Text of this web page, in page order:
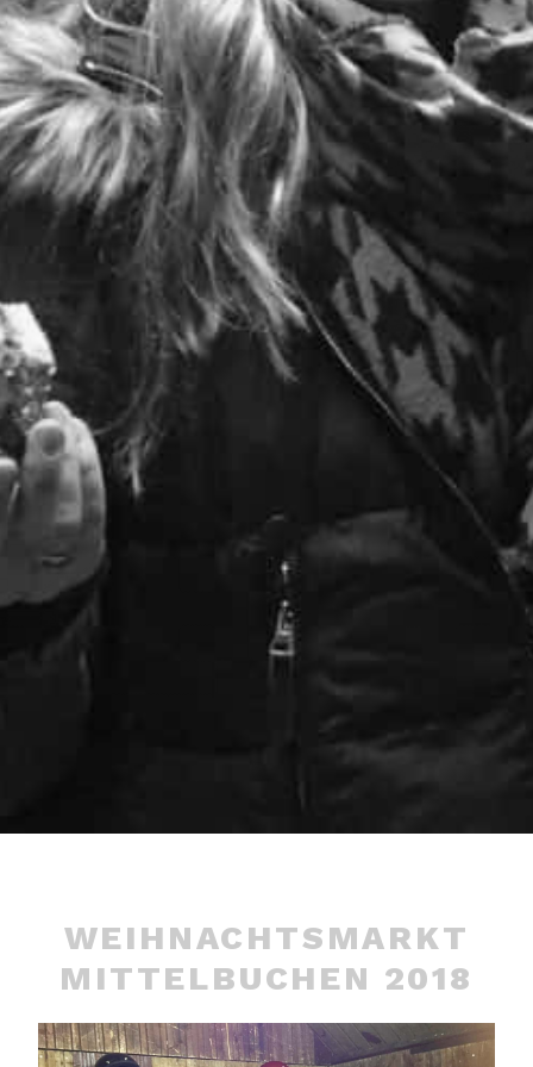
WEIHNACHTSMARKT
MITTELBUCHEN 2018